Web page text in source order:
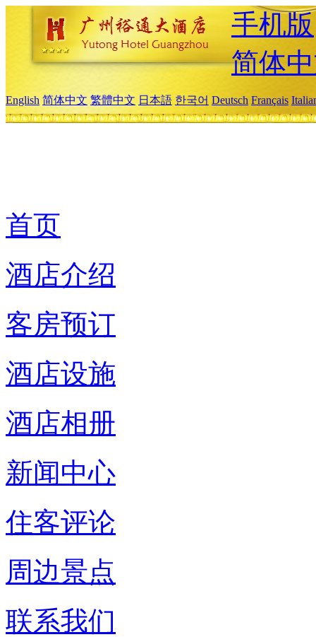
手机版
简体
English 简体中文 繁體中文 日本語 한국어 Deutsch Français
首页
酒店介绍
客房预订
酒店设施
酒店相册
新闻中心
住客评论
周边景点
联系我们